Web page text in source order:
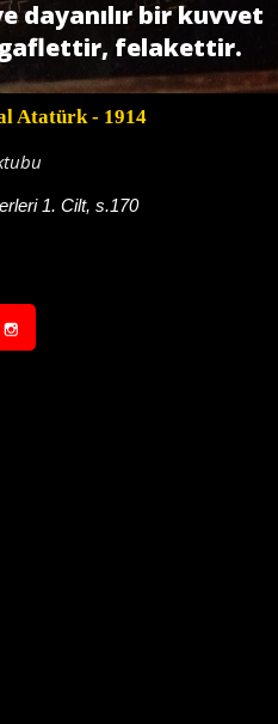
dayanılır bir kuvvet
gaflettir, felakettir.
Atatürk- 1914
1. Cilt, s.170